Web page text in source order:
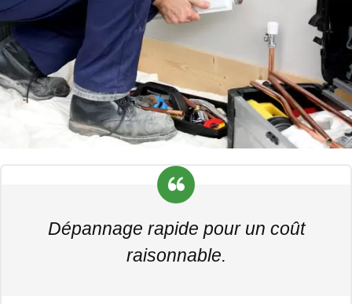
Dépannage rapide pour un coût
raisonnable.